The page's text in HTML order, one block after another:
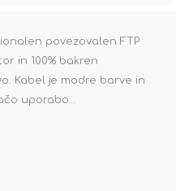
povezovalen FTP
in 100% bakren
Kabel je modre barve in
uporabo…